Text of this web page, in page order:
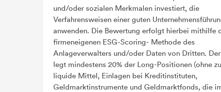
und/oder sozialen Merkmalen investiert, die
Verfahrensweisen einer guten
anwenden. Die Bewertung erfolgt hierbei mithilfe
firmeneigenen ESG-Scoring- Methode des
Anlageverwalters und/oder Daten von Dritten.
legt mindestens 20% der Long-Positionen (ohne
liquide Mittel, Einlagen bei Kreditinstituten,
Geldmarktinstrumente und Geldmarktfonds, die